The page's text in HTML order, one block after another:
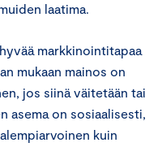
laatima.
markkinointitapaa
mukaan mainos on
jos siinä väitetään tai
asema on sosiaalisesti,
kuin